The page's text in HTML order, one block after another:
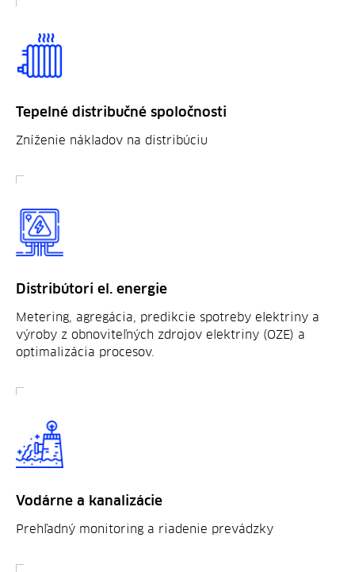
Tepelné distribučné spoločnosti
Zníženie nákladov na distribúciu
Distribútori el. energie
Metering, agregácia, predikcie spotreby elektriny a
výroby z obnoviteľných zdrojov elektriny (OZE) a
optimalizácia procesov.
Vodárne a kanalizácie
Prehľadný monitoring a riadenie prevádzky